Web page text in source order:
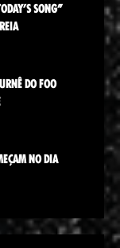
SONG”
DO FOO
NO DIA